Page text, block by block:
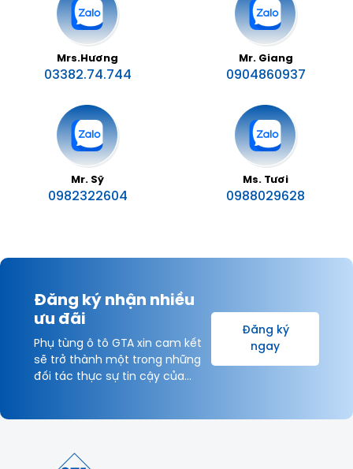
Mrs.Hương
03382.74.744
Mr. Giang
0904860937
Mr. Sỹ
0982322604
Ms. Tươi
0988029628
Đăng ký nhận nhiều
ưu đãi
Phụ tùng ô tô GTA xin cam kết
sẽ trở thành một trong những
đối tác thực sự tin cậy của
Đăng ký
ngay